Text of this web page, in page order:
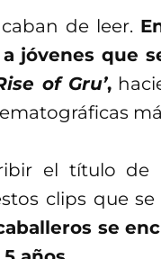
de leer.
jóvenes que
of Gru’,
el título de
clips que
se